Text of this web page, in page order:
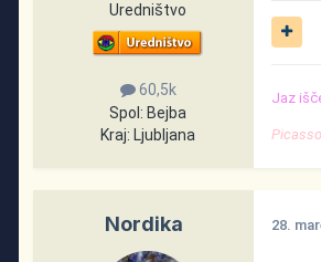
Uredništvo
60,5k
Spol: Bejba
Kraj: Ljubljana
Jaz
Picasso
Nordika 28.